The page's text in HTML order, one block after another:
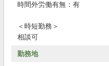
時間外労働有無：有
＜時短勤務＞
相談可
勤務地